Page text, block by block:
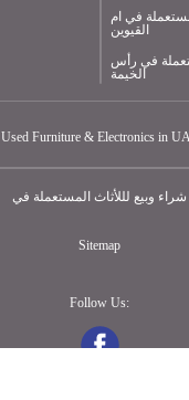
في ام
القيوين
في رأس
الخيمة
Used Furniture & Electronics in
شراء وبيع لللأثاث المستعملة في
Sitemap
Follow Us: